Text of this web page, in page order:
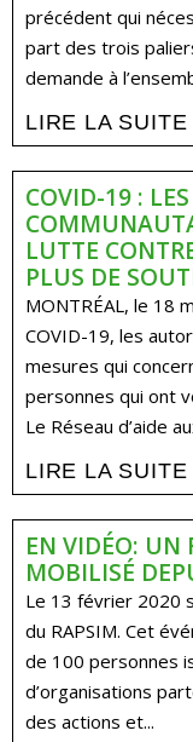
précédent qui
part des trois
demande à
LIRE LA SUITE
COVID-19 :
LUTTE
PLUS DE
MONTRÉAL, le 18
COVID-19, les
mesures qui
personnes qui ont
Le Réseau d’aide
LIRE LA SUITE
EN VIDÉO: UN
MOBILISÉ
Le 13 février 2020
du RAPSIM. Cet
de 100 personnes
d’organisations
des actions et...